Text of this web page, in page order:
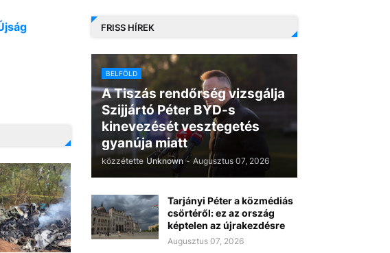
FRISS HÍREK
BELFÖLD
A Tiszás rendőrség vizsgálja
Szijjártó Péter BYD-s
kinevezését vesztegetés
gyanúja miatt
közzétette Unknown - Augusztus 07, 2026
Tarjányi Péter a közmédiás
csörtéről: ez az ország
képtelen az újrakezdésre
Augusztus 07, 2026